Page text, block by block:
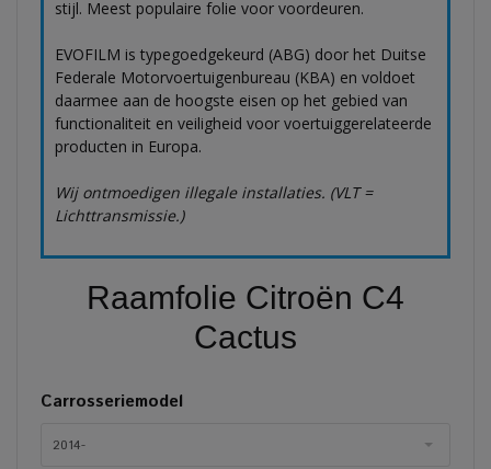
stijl. Meest populaire folie voor voordeuren.
EVOFILM is typegoedgekeurd (ABG) door het Duitse
Federale Motorvoertuigenbureau (KBA) en voldoet
daarmee aan de hoogste eisen op het gebied van
functionaliteit en veiligheid voor voertuiggerelateerde
producten in Europa.
Wij ontmoedigen illegale installaties. (VLT =
Lichttransmissie.)
Raamfolie Citroën C4
Cactus
Carrosseriemodel
2014-